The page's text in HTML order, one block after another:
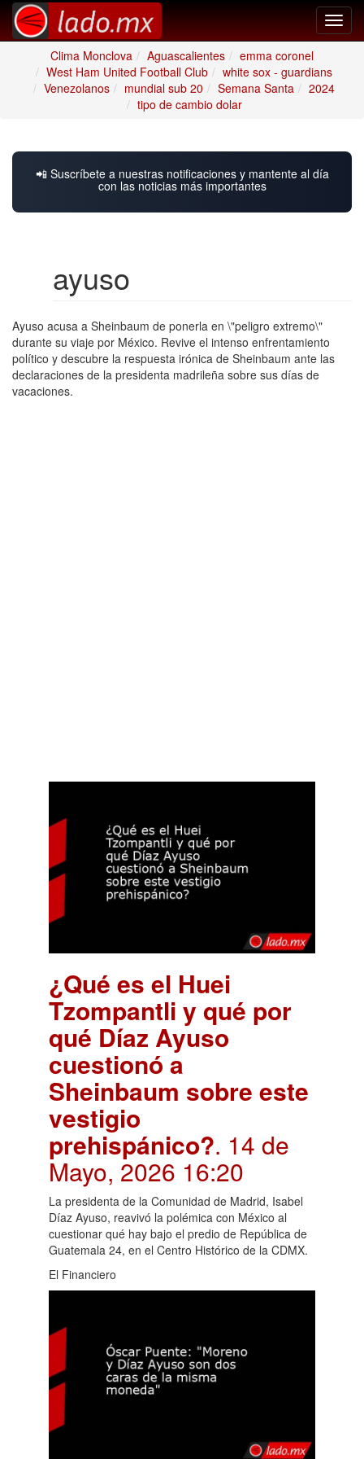
Clima Monclova
Aguascalientes
emma coronel
West Ham United Football Club
white sox - guardians
Venezolanos
mundial sub 20 Semana Santa
2024
tipo de cambio dolar
📲 Suscríbete a nuestras notificaciones y mantente al día
con las noticias más importantes
ayuso
Ayuso acusa a Sheinbaum de ponerla en \"peligro extremo\"
durante su viaje por México. Revive el intenso enfrentamiento
político y descubre la respuesta irónica de Sheinbaum ante las
declaraciones de la presidenta madrileña sobre sus días de
vacaciones.
¿Qué es el Huei
Tzompantli y qué por
qué Díaz Ayuso
cuestionó a
Sheinbaum sobre este
vestigio
prehispánico?. 14 de
Mayo, 2026 16:20
La presidenta de la Comunidad de Madrid, Isabel
Díaz Ayuso, reavivó la polémica con México al
cuestionar qué hay bajo el predio de República de
Guatemala 24, en el Centro Histórico de la CDMX.
El Financiero